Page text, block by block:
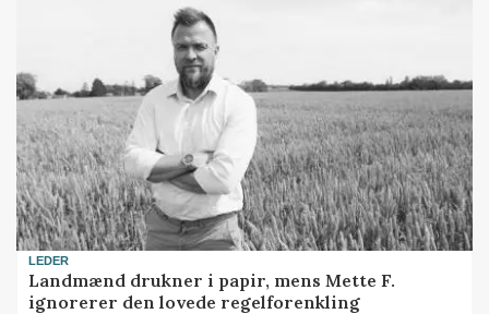
LEDER
Landmænd drukner i papir, mens Mette F.
ignorerer den lovede regelforenkling